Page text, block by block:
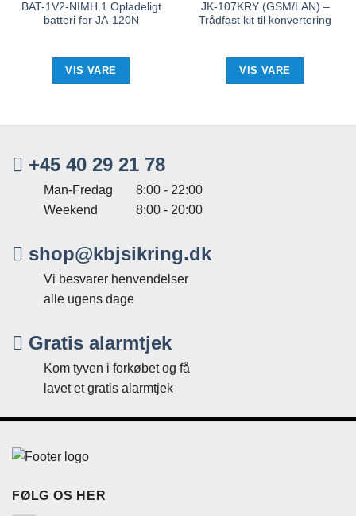
BAT-1V2-NIMH.1 Opladeligt
batteri for JA-120N
VIS VARE
JK-107KRY (GSM/LAN) –
Trådfast kit til konvertering
VIS VARE
+45 40 29 21 78
Man-Fredag
8:00 - 22:00
Weekend
8:00 - 20:00
shop@kbjsikring.dk
Vi besvarer henvendelser
alle ugens dage
Gratis alarmtjek
Kom tyven i forkøbet og få
lavet et gratis alarmtjek
FØLG OS HER